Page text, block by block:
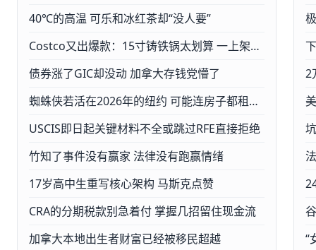
40℃的高温 可乐和冰红茶却“没人要”
Costco又出爆款：15寸铸铁锅太划算 一上架被疯抢
债券涨了GIC却没动 加拿大存钱党懵了
蜘蛛侠若活在2026年的纽约 可能连房子都租不起
USCIS即日起关键材料不全或跳过RFE直接拒绝
竹知了事件没有赢家 法律没有跑赢情绪
17岁高中生重写核心架构 马斯克点赞
CRA的分期税款别急着付 掌握几招留住现金流
加拿大本地出生者财富已经被移民超越
2
“